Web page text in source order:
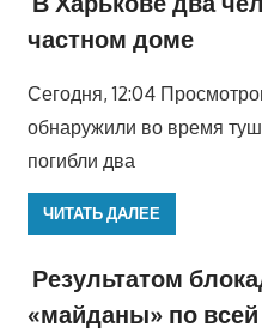
частном доме
Сегодня, 12:04
обнаружили во время
погибли два
ЧИТАТЬ ДАЛЕЕ
Результатом
«майданы» по всей